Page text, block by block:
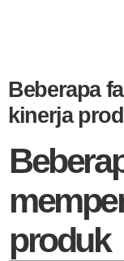
Beberapa
kinerja
produk